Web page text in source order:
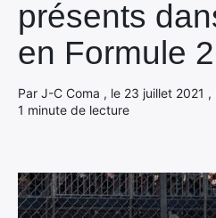
présents
en Formule 2
Par J-C Coma , le 23 juillet 2021
1 minute de lecture